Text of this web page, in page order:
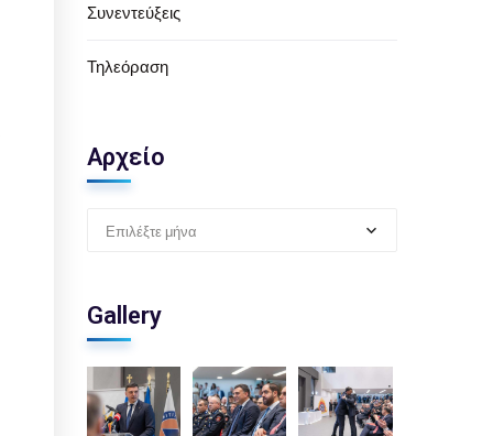
Συνεντεύξεις
Τηλεόραση
Αρχείο
Επιλέξτε μήνα
Gallery